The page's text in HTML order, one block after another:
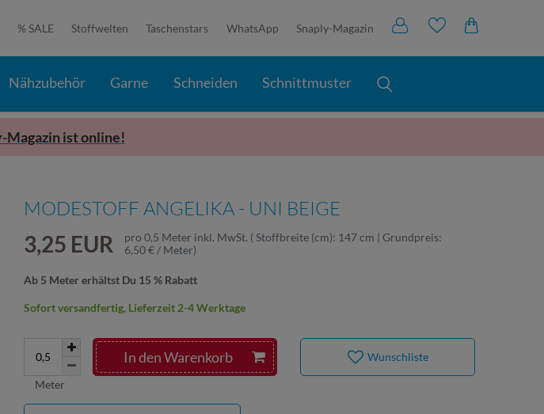
% SALE Stoffwelten Taschenstars WhatsApp Snaply-Magazin
Nähzubehör Garne Schneiden Schnittmuster
Magazin ist online!
MODESTOFF ANGELIKA - UNI BEIGE
3,25 EUR pro 0,5 Meter inkl. MwSt. ( Stoffbreite (cm): 147 cm | Grundpreis:
6,50 € / Meter)
Ab 5 Meter erhältst Du 15 % Rabatt
In den Warenkorb
Meter
Sofort versandfertig, Lieferzeit 2-4 Werktage
Wunschliste